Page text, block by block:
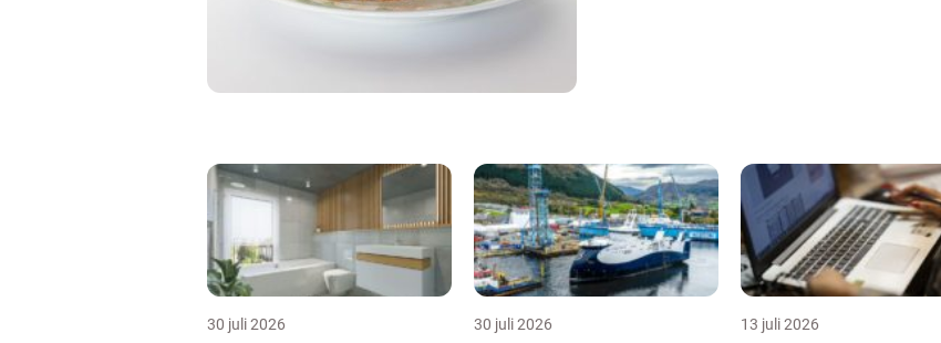
30 juli 2026 30 juli 2026 13 juli 2026